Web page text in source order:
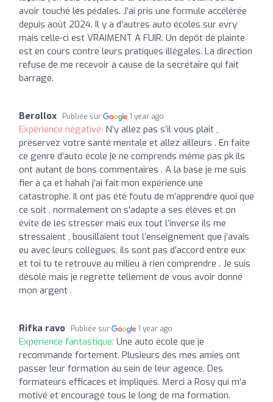
avoir touché les pédales. J’ai pris une formule accélérée
depuis août 2024. Il y a d’autres auto écoles sur evry
mais celle-ci est VRAIMENT A FUIR. Un dépôt de plainte
est en cours contre leurs pratiques illégales. La direction
refuse de me recevoir à cause de la secrétaire qui fait
barrage.
Berollox Publiée sur 1 year ago
Expérience négative: N’y allez pas s’il vous plait ,
préservez votre santé mentale et allez ailleurs . En faite
ce genre d’auto école je ne comprends même pas pk ils
ont autant de bons commentaires . A la base je me suis
fier à ça et hahah j’ai fait mon expérience une
catastrophe. Il ont pas été foutu de m’apprendre quoi que
ce soit , normalement on s’adapte a ses élèves et on
évite de les stresser mais eux tout l’inverse ils me
stressaient , bousillaient tout l’enseignement que j’avais
eu avec leurs collègues, ils sont pas d’accord entre eux
et toi tu te retrouve au milieu à rien comprendre . Je suis
désolé mais je regrette tellement de vous avoir donné
mon argent .
Rifka ravo Publiée sur 1 year ago
Expérience fantastique: Une auto école que je
recommande fortement. Plusieurs des mes amies ont
passer leur formation au sein de leur agence. Des
formateurs efficaces et impliqués. Merci à Rosy qui m’a
motivé et encouragé tous le long de ma formation.